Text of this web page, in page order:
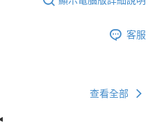
客服
查看全部